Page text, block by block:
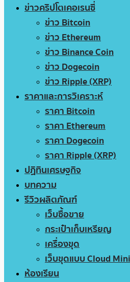
ข่าวคริปโตเคอเรนซี่
ข่าว Bitcoin
ข่าว Ethereum
ข่าว Binance Coin
ข่าว Dogecoin
ข่าว Ripple (XRP)
ราคาและการวิเคราะห์
ราคา Bitcoin
ราคา Ethereum
ราคา Dogecoin
ราคา Ripple (XRP)
ปฏิทินเศรษฐกิจ
บทความ
รีวิวผลิตภัณฑ์
เว็บซื้อขาย
กระเป๋าเก็บเหรียญ
เครื่องขุด
เว็บขุดแบบ Cloud
ห้องเรียน